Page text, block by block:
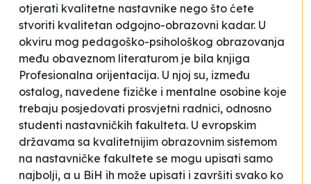
otjerati kvalitetne nastavnike nego što ćete
stvoriti kvalitetan odgojno-obrazovni kadar. U
okviru mog pedagoško-psihološkog obrazovanja
među obaveznom literaturom je bila knjiga
Profesionalna orijentacija. U njoj su, između
ostalog, navedene fizičke i mentalne osobine koje
trebaju posjedovati prosvjetni radnici, odnosno
studenti nastavničkih fakulteta. U evropskim
državama sa kvalitetnijim obrazovnim sistemom
na nastavničke fakultete se mogu upisati samo
najbolji, a u BiH ih može upisati i završiti svako ko